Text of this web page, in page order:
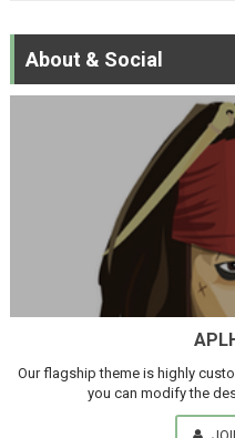
About & Social
Our flagship theme is highly
you can modify the